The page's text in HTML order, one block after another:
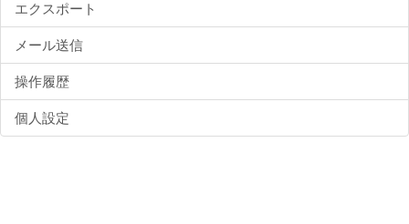
エクスポート
メール送信
操作履歴
個人設定